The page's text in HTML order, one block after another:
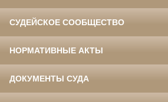
СУДЕЙСКОЕ СООБЩЕСТВО
НОРМАТИВНЫЕ АКТЫ
ДОКУМЕНТЫ СУДА